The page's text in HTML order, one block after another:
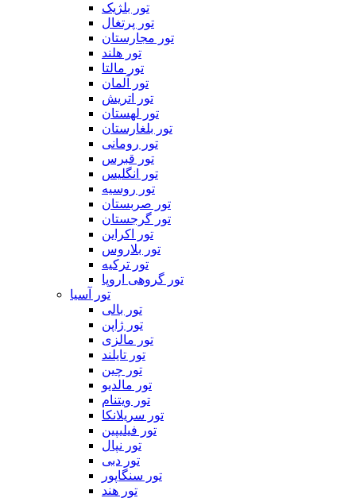
تور بلژیک
تور پرتغال
تور مجارستان
تور هلند
تور مالتا
تور آلمان
تور اتریش
تور لهستان
تور بلغارستان
تور رومانی
تور قبرس
تور انگلیس
تور روسیه
تور صربستان
تور گرجستان
تور اکراین
تور بلاروس
تور ترکیه
تور گروهی اروپا
تور آسیا
تور بالی
تور ژاپن
تور مالزی
تور تایلند
تور چین
تور مالدیو
تور ویتنام
تور سریلانکا
تور فیلیپین
تور نپال
تور دبی
تور سنگاپور
تور هند